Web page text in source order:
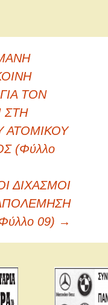
ΤΟΝ
ΣΤΗ
ΑΤΟΜΙΚΟΥ
(Φύλλο
ΔΙΧΑΣΜΟΙ
09) →